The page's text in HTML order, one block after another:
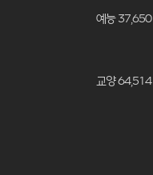
교양 64,514
예능 37,650